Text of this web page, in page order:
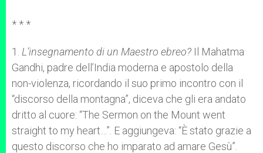
* * *
1. L’insegnamento di un Maestro ebreo? Il Mahatma
Gandhi, padre dell’India moderna e apostolo della
non-violenza, ricordando il suo primo incontro con il
“discorso della montagna”, diceva che gli era andato
dritto al cuore: “The Sermon on the Mount went
straight to my heart…”. E aggiungeva: “È stato grazie a
questo discorso che ho imparato ad amare Gesù”.